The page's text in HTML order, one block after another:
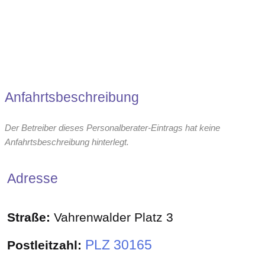
Anfahrtsbeschreibung
Der Betreiber dieses Personalberater-Eintrags hat keine
Anfahrtsbeschreibung hinterlegt.
Adresse
Straße: Vahrenwalder Platz 3
Postleitzahl: PLZ 30165